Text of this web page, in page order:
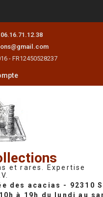
- FR12450528237
et rares. Expertise